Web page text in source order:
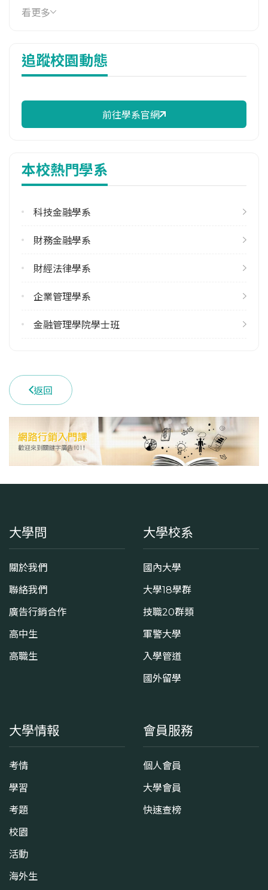
114年學費
35,148 元/學期
7,748 元/學期
114年註冊率
(06)2873335#2675
臺南市安南區台江大道 3 段 600 號
看更多
追蹤校園動態
前往學系官網
本校熱門學系
科技金融學系
財務金融學系
財經法律學系
企業管理學系
金融管理學院學士班
返回
大學問
關於我們
聯絡我們
廣告行銷合作
高中生
高職生
大學校系
國內大學
大學18學群
技職20群類
軍警大學
入學管道
國外留學
大學情報
考情
學習
考題
校園
活動
海外生
會員服務
個人會員
大學會員
快速查榜